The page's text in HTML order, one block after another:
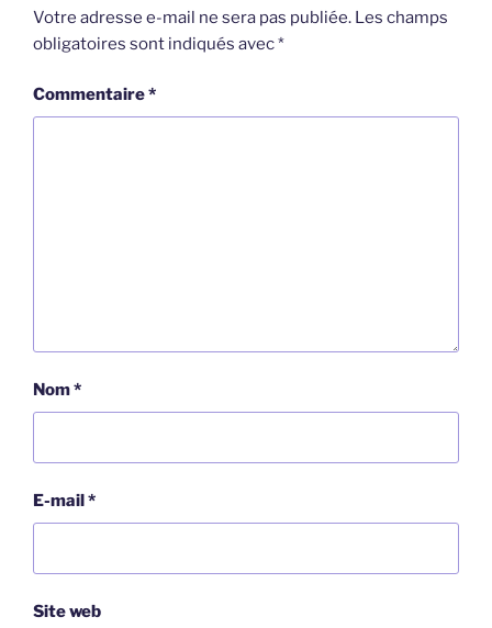
Votre adresse e-mail ne sera pas publiée. Les champs
obligatoires sont indiqués avec*
Commentaire*
Nom*
E-mail*
Site web